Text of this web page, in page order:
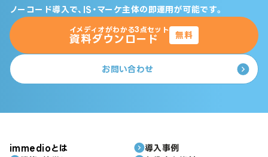
ノーコード導入で、IS・マーケ主体の即運用が可能です。
イメディオがわかる3点セット
資料ダウンロード 無料
お問い合わせ
immedioとは
導入事例